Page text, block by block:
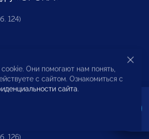
124)
115, 114, 113)
126)
Они помогают нам понять,
с сайтом. Ознакомиться с
сайта.